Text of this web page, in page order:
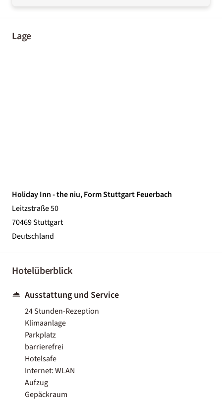
Lage
Holiday Inn - the niu, Form Stuttgart Feuerbach
Leitzstraße 50
70469 Stuttgart
Deutschland
Hotelüberblick
Ausstattung und Service
24 Stunden-Rezeption
Klimaanlage
Parkplatz
barrierefrei
Hotelsafe
Internet: WLAN
Aufzug
Gepäckraum